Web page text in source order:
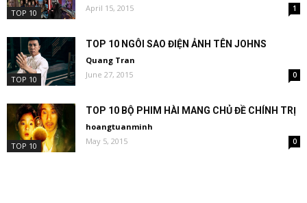
TOP 10
April 15, 2015
1
TOP 10
TOP 10 NGÔI SAO ĐIỆN ẢNH TÊN JOHNS
Quang Tran
June 27, 2015
0
TOP 10
TOP 10 BỘ PHIM HÀI MANG CHỦ ĐỀ CHÍNH TRỊ
hoangtuanminh
May 5, 2015
0